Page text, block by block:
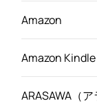
Amazon
Amazon Kindle
ARASAWA（ア